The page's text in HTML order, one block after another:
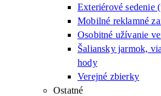
Exteriérové sedenie
Mobilné reklamné
Osobitné užívanie
Šaliansky jarmok,
hody
Verejné zbierky
Ostatné